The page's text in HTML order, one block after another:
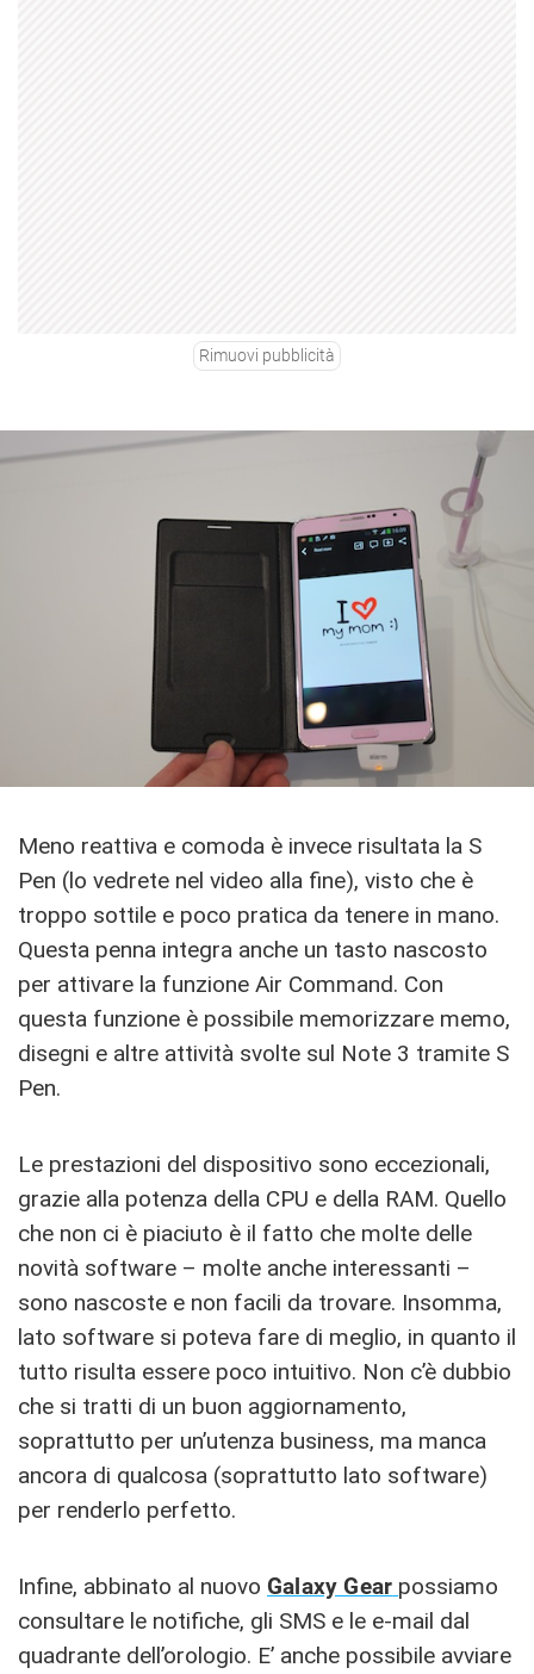
Rimuovi pubblicità
Meno reattiva e comoda è invece risultata la S
Pen (lo vedrete nel video alla fine), visto che è
troppo sottile e poco pratica da tenere in mano.
Questa penna integra anche un tasto nascosto
per attivare la funzione Air Command. Con
questa funzione è possibile memorizzare memo,
disegni e altre attività svolte sul Note 3 tramite S
Pen.
Le prestazioni del dispositivo sono eccezionali,
grazie alla potenza della CPU e della RAM. Quello
che non ci è piaciuto è il fatto che molte delle
novità software – molte anche interessanti –
sono nascoste e non facili da trovare. Insomma,
lato software si poteva fare di meglio, in quanto il
tutto risulta essere poco intuitivo. Non c’è dubbio
che si tratti di un buon aggiornamento,
soprattutto per un’utenza business, ma manca
ancora di qualcosa (soprattutto lato software)
per renderlo perfetto.
Infine, abbinato al nuovo Galaxy Gear possiamo
consultare le notifiche, gli SMS e le e-mail dal
quadrante dell’orologio. E’ anche possibile avviare